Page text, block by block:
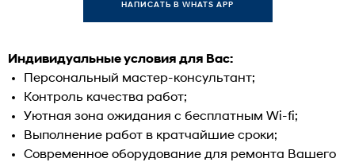
НАПИСАТЬ В WHATS APP
Индивидуальные условия для Вас:
Персональный мастер-консультант;
Контроль качества работ;
Уютная зона ожидания с бесплатным Wi-fi;
Выполнение работ в кратчайшие сроки;
Современное оборудование для ремонта Вашего